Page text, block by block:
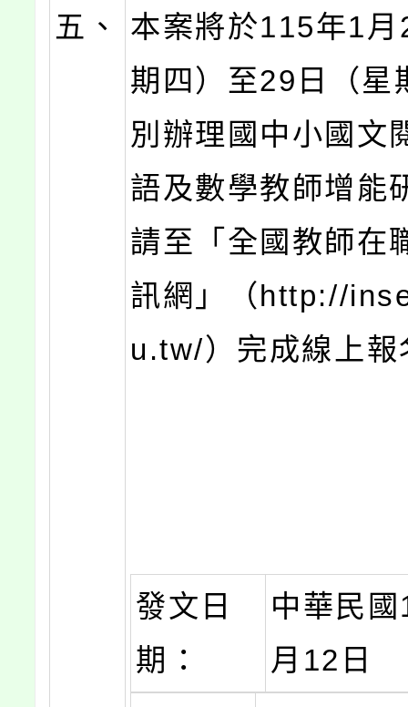
五、
本案將於115年1
期四）至29日（星
別辦理國中小國文
語及數學教師增能
請至「全國教師在
訊網」（http://
u.tw/）完成線上報
發文日
期：
中華民
月12日